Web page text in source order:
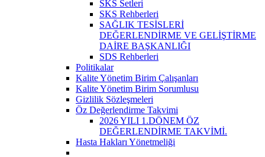
SKS Setleri
SKS Rehberleri
SAĞLIK TESİSLERİ
DEĞERLENDİRME VE GELİŞTİRME
DAİRE BAŞKANLIĞI
SDS Rehberleri
Politikalar
Kalite Yönetim Birim Çalışanları
Kalite Yönetim Birim Sorumlusu
Gizlilik Sözleşmeleri
Öz Değerlendirme Takvimi
2026 YILI 1.DÖNEM ÖZ
DEĞERLENDİRME TAKVİMİ.
Hasta Hakları Yönetmeliği